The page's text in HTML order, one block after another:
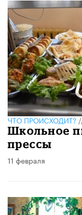
ЧТО ПРОИСХОДИТ?
Школьное
прессы
11 февраля